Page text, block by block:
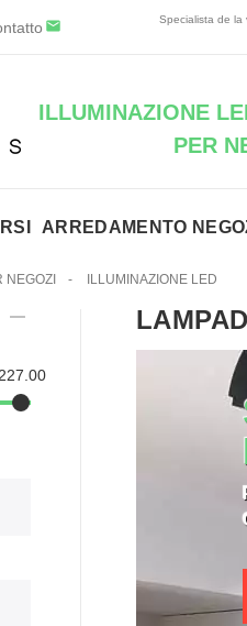
Specialista de la
ILLUMINAZIONE
PER
ARREDAMENTO
NEGOZI - ILLUMINAZIONE LED
227.00